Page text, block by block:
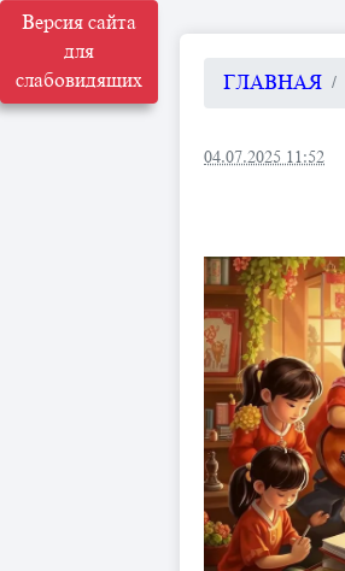
Версия сайта
для
слабовидящих
ГЛАВНАЯ
04.07.2025 11:52